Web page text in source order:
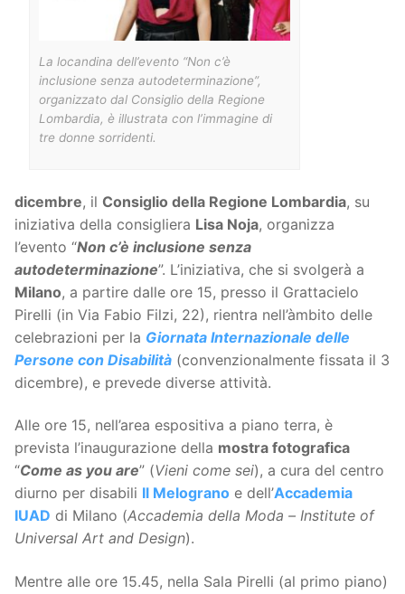
La locandina dell’evento “Non c’è
inclusione senza autodeterminazione”,
organizzato dal Consiglio della Regione
Lombardia, è illustrata con l’immagine di
tre donne sorridenti.
dicembre, il Consiglio della Regione Lombardia, su
iniziativa della consigliera Lisa Noja, organizza
l’evento “Non c’è inclusione senza
autodeterminazione”. L’iniziativa, che si svolgerà a
Milano, a partire dalle ore 15, presso il Grattacielo
Pirelli (in Via Fabio Filzi, 22), rientra nell’àmbito delle
celebrazioni per la Giornata Internazionale delle
Persone con Disabilità (convenzionalmente fissata il 3
dicembre), e prevede diverse attività.
Alle ore 15, nell’area espositiva a piano terra, è
prevista l’inaugurazione della mostra fotografica
“Come as you are” (Vieni come sei), a cura del centro
diurno per disabili Il Melograno e dell’Accademia
IUAD di Milano (Accademia della Moda – Institute of
Universal Art and Design).
Mentre alle ore 15.45, nella Sala Pirelli (al primo piano)